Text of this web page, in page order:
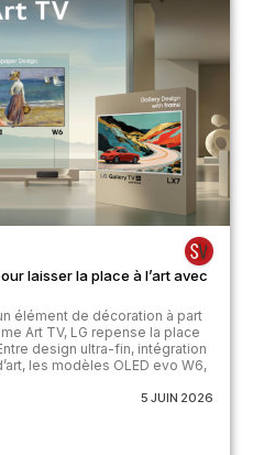
laisser la place à l’art avec
élément de décoration à part
Art TV, LG repense la place
design ultra-fin, intégration
les modèles OLED evo W6,
5 JUIN 2026